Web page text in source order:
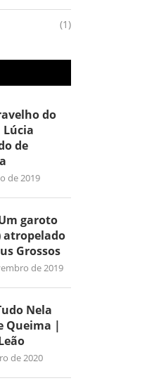
(1)
do
de
de 2019
garoto
atropelado
Grossos
de 2019
Nela
Queima |
de 2020